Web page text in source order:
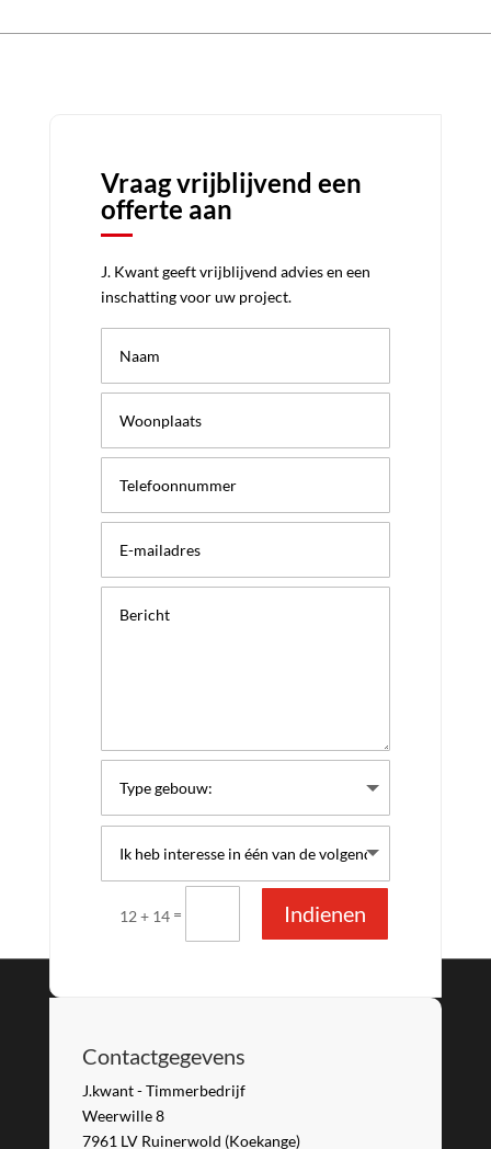
Vraag vrijblijvend een
offerte aan
J. Kwant geeft vrijblijvend advies en een
inschatting voor uw project.
12 + 14 = Indienen
Contactgegevens
J.kwant - Timmerbedrijf
Weerwille 8
7961 LV Ruinerwold (Koekange)